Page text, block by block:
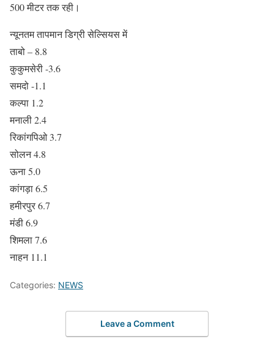
500 मीटर तक रही।
न्यूनतम तापमान डिग्री सेल्सियस में
ताबो – 8.8
कुकुमसेरी -3.6
समदो -1.1
कल्पा 1.2
मनाली 2.4
रिकांगपिओ 3.7
सोलन 4.8
ऊना 5.0
कांगड़ा 6.5
हमीरपुर 6.7
मंडी 6.9
शिमला 7.6
नाहन 11.1
Categories: NEWS
Leave a Comment